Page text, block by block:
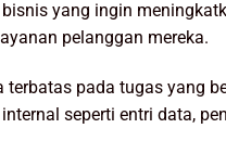
yang ingin
pelanggan mereka.
terbatas pada tugas yang
seperti entri data,